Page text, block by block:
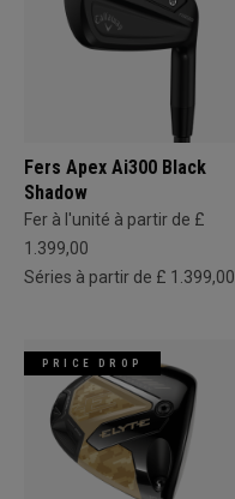
Fers Apex Ai300 Black
Shadow
Fer à l'unité à partir de £
1.399,00
Séries à partir de £ 1.399,00
PRICE DROP